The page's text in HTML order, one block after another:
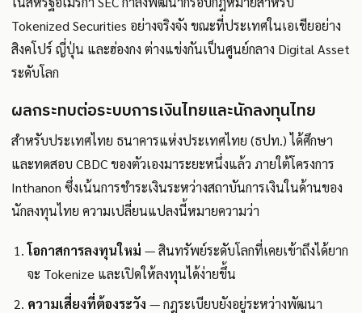
Tokenized Securities อย่างจริงจัง ขณะที่ประเทศในเอเชียอย่าง
สิงคโปร์ ญี่ปุ่น และฮ่องกง ต่างแข่งกันเป็นศูนย์กลาง Digital Asset
ระดับโลก
ผลกระทบต่อระบบการเงินไทยและนักลงทุนไทย
สำหรับประเทศไทย ธนาคารแห่งประเทศไทย (ธปท.) ได้ศึกษา
และทดสอบ CBDC ของตัวเองมาระยะหนึ่งแล้ว ภายใต้โครงการ
Inthanon ซึ่งเน้นการชำระเงินระหว่างสถาบันการเงินในด้านของ
นักลงทุนไทย ความเปลี่ยนแปลงนี้หมายความว่า
โอกาสการลงทุนใหม่ — สินทรัพย์ระดับโลกที่เคยเข้าถึงได้ยาก
จะ Tokenize และเปิดให้ลงทุนได้ง่ายขึ้น
ความเสี่ยงที่ต้องระวัง — กฎระเบียบยังอยู่ระหว่างพัฒนา